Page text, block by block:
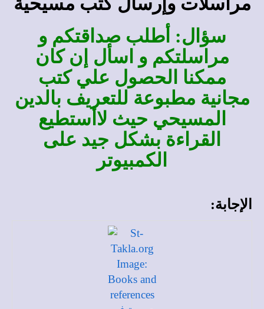
سؤال: أطلب صداقتكم و
مراسلتكم و اسأل إن كان
ممكنا الحصول علي كتب
مجانية مطبوعة للتعريف بالدين
المسيحي حيث لاأستطيع
القراءة بشكل جيد على
الكمبيوتر
الإجابة: